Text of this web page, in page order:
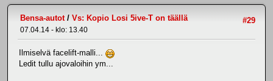
#29
Bensa-autot/ Vs: Kopio Losi 5ive-T on täällä
07.04.14 - klo: 13.40
Ilmiselvä facelift-malli...
Ledit tullu ajovaloihin ym...